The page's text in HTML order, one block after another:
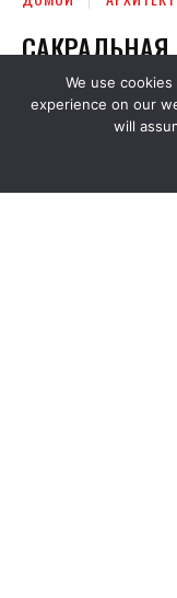
We use
experience on our
will